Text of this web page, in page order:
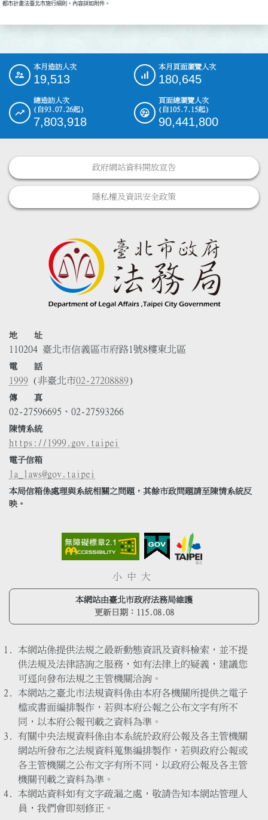
都市計畫法臺北市施行細則，內容詳如附件。
::: 本月造訪人次
19,513
本月頁面瀏覽人次
180,645
總造訪人次
(自93.07.26起)
7,803,918
頁面總瀏覽人次
(自105.7.15起)
90,441,800
政府網站資料開放宣告
隱私權及資訊安全政策
地 址
110204 臺北市信義區市府路1號8樓東北區
電 話
1999 (非臺北市02-27208889)
傳 真
02-27596695、02-27593266
陳情系統
https://1999.gov.taipei
電子信箱
la_laws@gov.taipei
本局信箱係處理與系統相關之問題，其餘市政問題請至陳情系統反
映。
小 中 大
本網站由臺北市政府法務局維護
更新日期： 115.08.08
本網站係提供法規之最新動態資訊及資料檢索，並不提
供法規及法律諮詢之服務，如有法律上的疑義，建議您
可逕向發布法規之主管機關洽詢。
本網站之臺北市法規資料係由本府各機關所提供之電子
檔或書面編排製作，若與本府公報之公布文字有所不
同，以本府公報刊載之資料為準。
有關中央法規資料係由本系統於政府公報及各主管機關
網站所發布之法規資料蒐集編排製作，若與政府公報或
各主管機關之公布文字有所不同，以政府公報及各主管
機關刊載之資料為準。
本網站資料如有文字疏漏之處，敬請告知本網站管理人
員，我們會即刻修正。